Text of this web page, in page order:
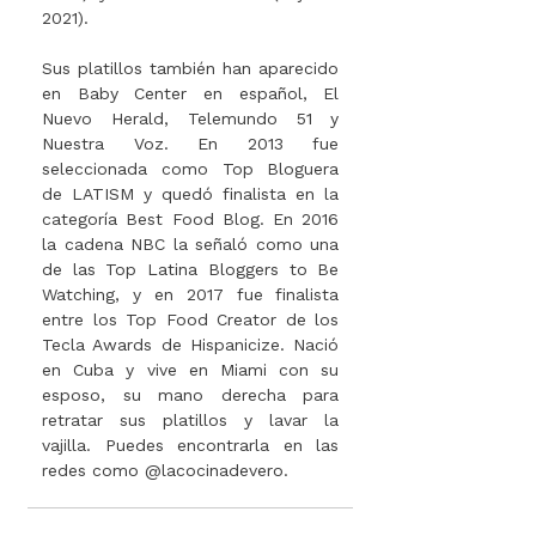
2021).
Sus platillos también han aparecido
en Baby Center en español, El
Nuevo Herald, Telemundo 51 y
Nuestra Voz. En 2013 fue
seleccionada como Top Bloguera
de LATISM y quedó finalista en la
categoría Best Food Blog. En 2016
la cadena NBC la señaló como una
de las Top Latina Bloggers to Be
Watching, y en 2017 fue finalista
entre los Top Food Creator de los
Tecla Awards de Hispanicize. Nació
en Cuba y vive en Miami con su
esposo, su mano derecha para
retratar sus platillos y lavar la
vajilla. Puedes encontrarla en las
redes como @lacocinadevero.